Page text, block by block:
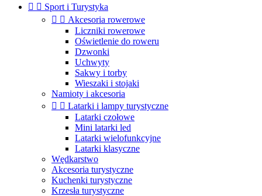
  Sport i Turystyka
  Akcesoria rowerowe
Liczniki rowerowe
Oświetlenie do roweru
Dzwonki
Uchwyty
Sakwy i torby
Wieszaki i stojaki
Namioty i akcesoria
  Latarki i lampy turystyczne
Latarki czołowe
Mini latarki led
Latarki wielofunkcyjne
Latarki klasyczne
Wędkarstwo
Akcesoria turystyczne
Kuchenki turystyczne
Krzesła turystyczne